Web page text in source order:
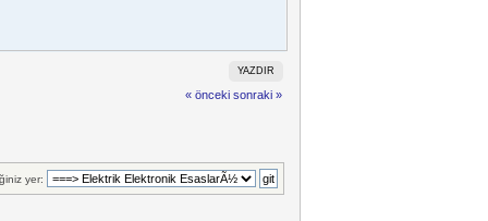
YAZDIR
« önceki sonraki »
yer: